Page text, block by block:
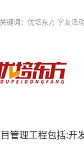
键词：优培东方 学友活
管理工程包括:开